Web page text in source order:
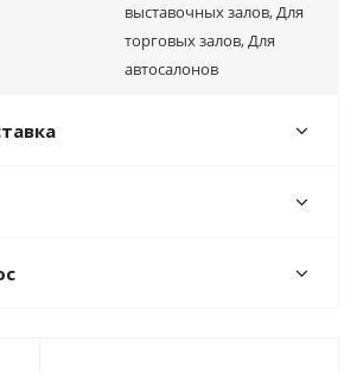
выставочных залов, Для
торговых залов, Для
автосалонов